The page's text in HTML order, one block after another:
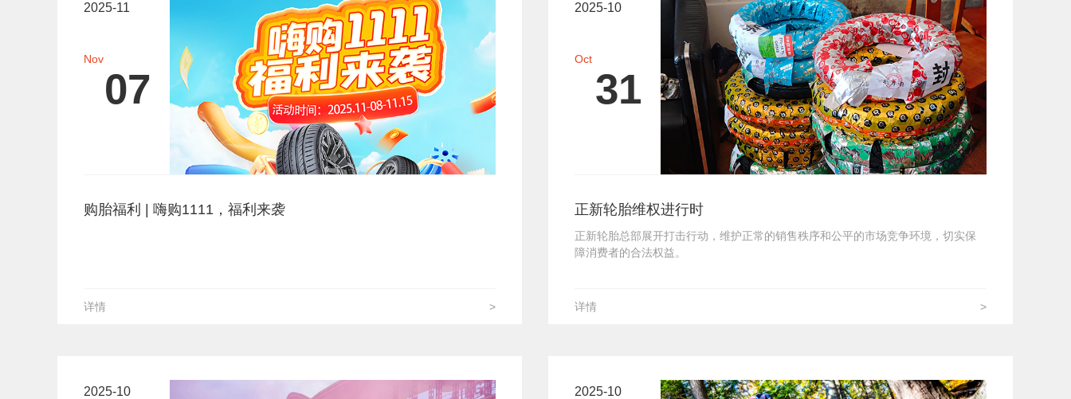
2025-11
Nov
07
购胎福利 | 嗨购1111，福利来袭
详情 >
2025-10
Oct
31
正新轮胎维权进行时
正新轮胎总部展开打击行动，维护正常的销售秩序和公平的市场竞争环境，切实保
障消费者的合法权益。
详情 >
2025-10 2025-10